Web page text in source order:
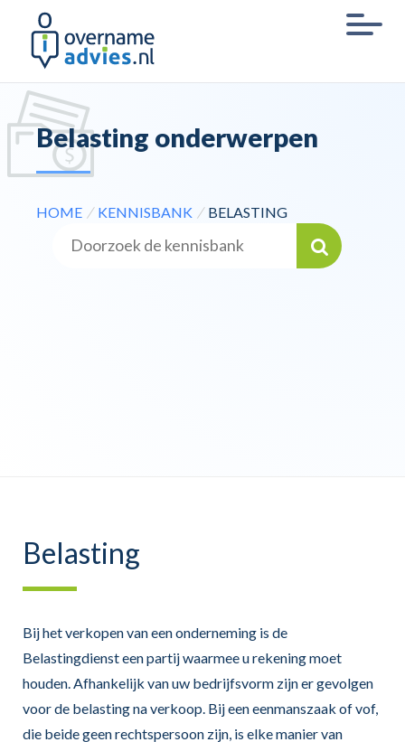
Belasting onderwerpen
HOME / KENNISBANK /BELASTING
Belasting
Bij het verkopen van een onderneming is de
Belastingdienst een partij waarmee u rekening moet
houden. Afhankelijk van uw bedrijfsvorm zijn er gevolgen
voor de belasting na verkoop. Bij een eenmanszaak of vof,
die beide geen rechtspersoon zijn, is elke manier van